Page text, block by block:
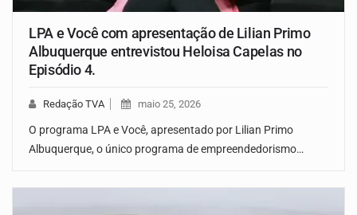
LPA e Você com apresentação de Lilian Primo
Albuquerque entrevistou Heloisa Capelas no
Episódio 4.
Redação TVA maio 25, 2026
O programa LPA e Você, apresentado por Lilian Primo
Albuquerque, o único programa de empreendedorismo…